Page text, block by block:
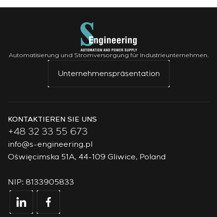
Automatisierung und Stromversorgung für Industrieunternehmen.
Unternehmenspräsentation
KONTAKTIEREN SIE UNS
+48 32 33 55 673
info@s-engineering.pl
Oświęcimska 51A, 44-109 Gliwice, Poland
NIP: 8133905833